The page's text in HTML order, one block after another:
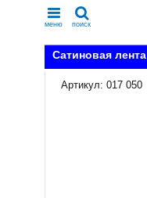
меню поиск
Сатиновая
Артикул: 017 050